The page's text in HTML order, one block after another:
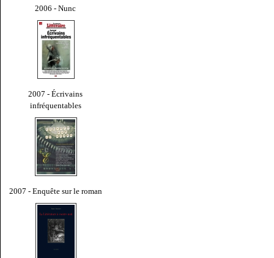
2006 - Nunc
2007 - Écrivains
infréquentables
2007 - Enquête sur le roman